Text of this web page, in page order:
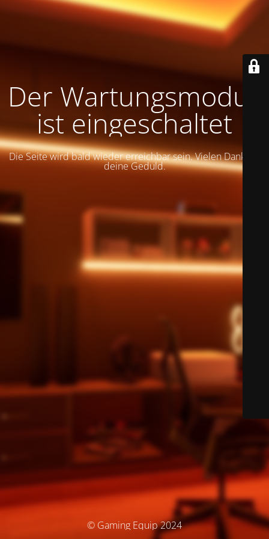
Der Wartungsmodus
ist eingeschaltet
Die Seite wird bald wieder erreichbar sein. Vielen Dank für
deine Geduld.
© Gaming Equip 2024